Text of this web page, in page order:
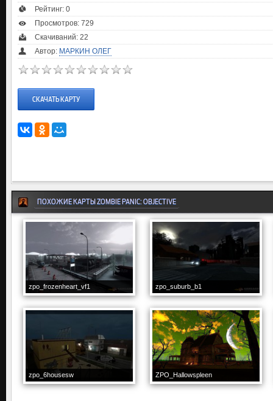
Рейтинг: 0
Просмотров: 729
Скачиваний: 22
Автор: МАРКИН ОЛЕГ
СКАЧАТЬ КАРТУ
ПОХОЖИЕ КАРТЫ ZOMBIE PANIC: OBJECTIVE
zpo_frozenheart_vf1 zpo_suburb_b1
zpo_6housesw ZPO_Hallowspleen